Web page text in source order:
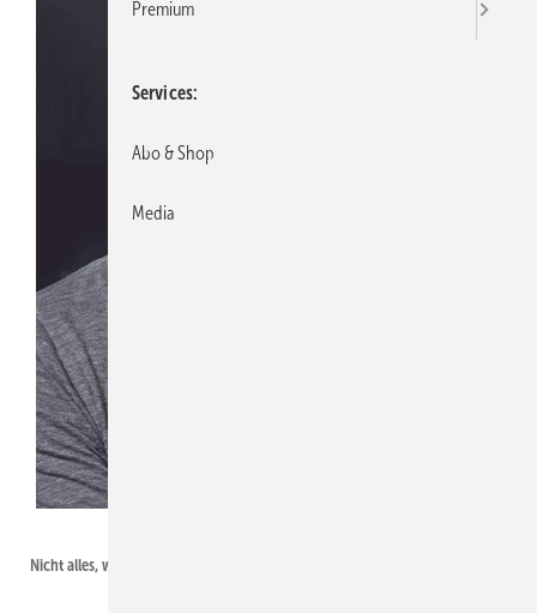
Nicht alles, was man weiß, darf man auch erzählen
Premium
Services
Abo & Shop
Media